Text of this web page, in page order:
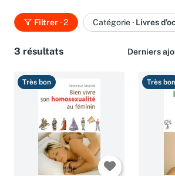
Meilleures ventes
Nos engagements
Activez les notifications dans votre compte
qu'il est en stock.
Créer une alerte
Filtrer· 2 Catégorie· Livres
3 résultats
Très bon Très bon